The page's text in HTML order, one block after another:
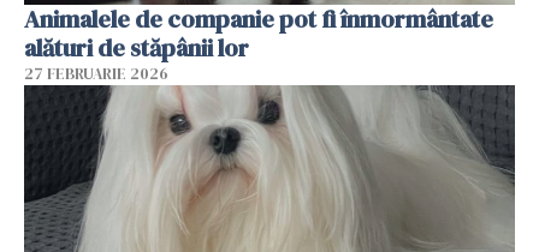
Animalele de companie pot fi înmormântate
alături de stăpânii lor
27 FEBRUARIE 2026